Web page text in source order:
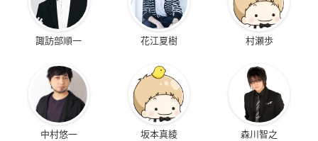
諏訪部順一 花江夏樹 村瀬歩
中村悠一 坂本真綾 森川智之